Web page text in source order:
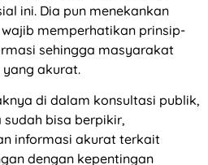
ini. Dia pun menekankan
memperhatikan prinsip-
sehingga masyarakat
akurat.
di dalam konsultasi publik,
bisa berpikir,
informasi akurat terkait
dengan kepentingan